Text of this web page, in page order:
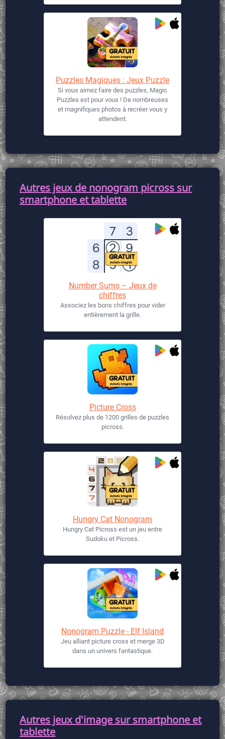
Puzzles Magiques : Jeux Puzzle
Si vous aimez faire des puzzles, Magic
Puzzles est pour vous ! De nombreuses
et magnifiques photos à recréer vous y
attendent.
Autres jeux de nonogram picross sur
smartphone et tablette
Number Sums – Jeux de
chiffres
Associez les bons chiffres pour vider
entièrement la grille.
Picture Cross
Résolvez plus de 1200 grilles de puzzles
picross.
Hungry Cat Nonogram
Hungry Cat Picross est un jeu entre
Sudoku et Picross.
Nonogram Puzzle - Elf Island
Jeu alliant picture cross et merge 3D
dans un univers fantastique.
Autres jeux d'image sur smartphone et
tablette